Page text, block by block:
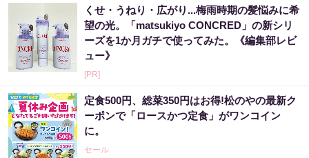
くせ・うねり・広がり...梅雨時期の髪悩みに希
望の光。「matsukiyo CONCRED」の新シリ
ーズを1か月ガチで使ってみた。《編集部レビ
ュー》
[PR]
定食500円、総菜350円はお得!松のやの最新ク
ーポンで「ロースかつ定食」がワンコイン
に。
セール